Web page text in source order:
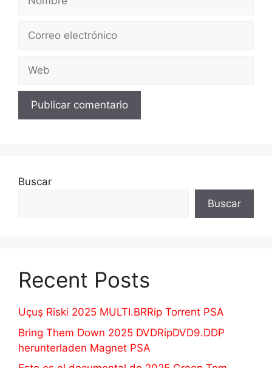
Correo
Web
Buscar
Buscar
Recent Posts
Uçuş Riski 2025 MULTI.BRRip Torrent PSA
Bring Them Down 2025 DVDRipDVD9.DDP
herunterladen Magnet PSA